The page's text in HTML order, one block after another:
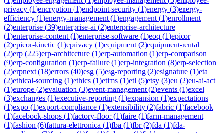
privacy (1)encryption (1)endpoint-security (1)energy (3)energy-
efficiency (1)energy-management (1)engagement (1)enrollment
(2)enterprise (39)enterprise-ai (2)enterprise-architecture
(1)enterprise-content (1)enterprise-software (1)eoq (1)epicor
(2)epicor-kinetic (1)eprivacy (1)equipment (2)equipment-rental
(2)erp (225)erp-architecture (1)erp-automation (1)erp-comparison
(9)erp-configuration (1)erp-failure (1)erp-integration (8)erp-selection
(2)erpnext (18)errors (40)esg (5)esg-reporting (2)esignature (1)eta
(2)ethical-sourcing (1)ethics (1)etims (1)etl (5)etsy (3)eu (2)eu-ai-act
(1)europe (2)evaluation (3)event-management (2)events (1)excel
(3)exchanges (1)executive-reporting (1)expansion (1)expectations
(1)expo (1)export-compliance (1)extensibility (2)fabric (1)facebook
(1)facebook-shops (1)factory-floor(1)faire (1)farm-management
(1)fashion (6)fattura-elettronica (1)fba (1)fbr(2)fda (1)fda-